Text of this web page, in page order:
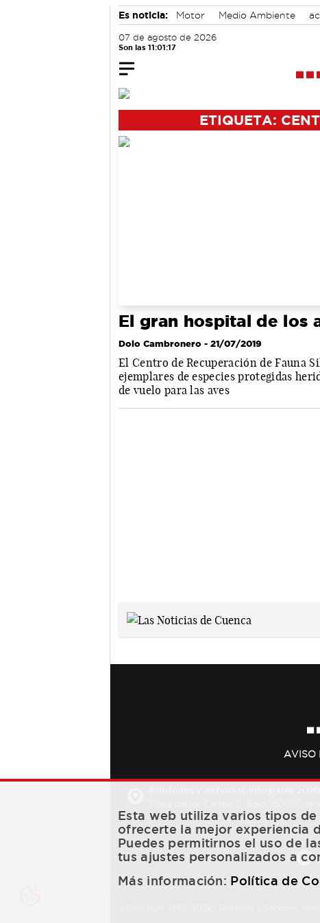
Es noticia: Motor Medio Ambiente
07 de agosto de 2026
Son las 11:01:17
ETIQUETA:
El gran hospital de los
Dolo Cambronero - 21/07/2019
El Centro de Recuperación de Fauna
ejemplares de especies protegidas
de vuelo para las aves
AVISO
Esta web utiliza varios tipos
ofrecerte la mejor experiencia
Puedes permitirnos el uso de
tus ajustes personalizados a
Más información: Política de